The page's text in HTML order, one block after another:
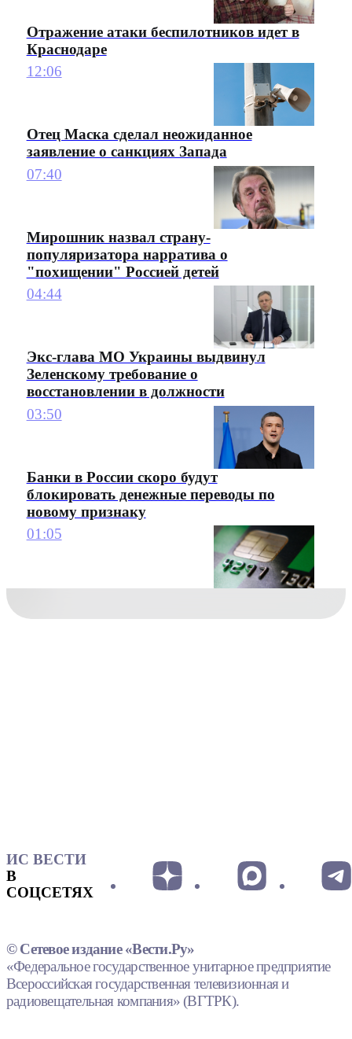
Отражение атаки беспилотников идет в
Краснодаре
12:06
Отец Маска сделал неожиданное
заявление о санкциях Запада
07:40
Мирошник назвал страну-
популяризатора нарратива о
"похищении" Россией детей
04:44
Экс-глава МО Украины выдвинул
Зеленскому требование о
восстановлении в должности
03:50
Банки в России скоро будут
блокировать денежные переводы по
новому признаку
01:05
ИС ВЕСТИ
В
СОЦСЕТЯХ
© Сетевое издание «Вести.Ру»
«Федеральное государственное унитарное предприятие
Всероссийская государственная телевизионная и
радиовещательная компания» (ВГТРК).